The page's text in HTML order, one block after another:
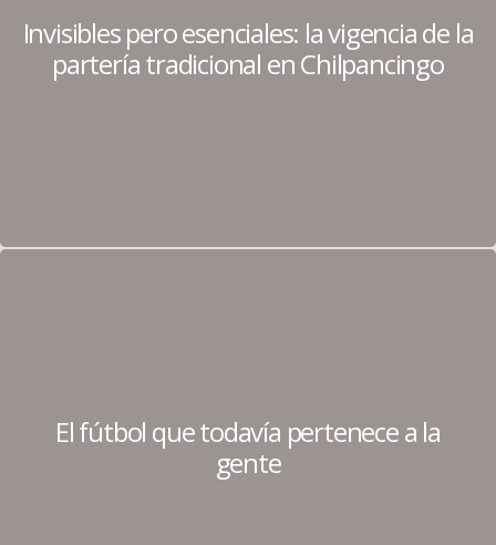
Invisibles pero esenciales: la vigencia de la
partería tradicional en Chilpancingo
El fútbol que todavía pertenece a la
gente